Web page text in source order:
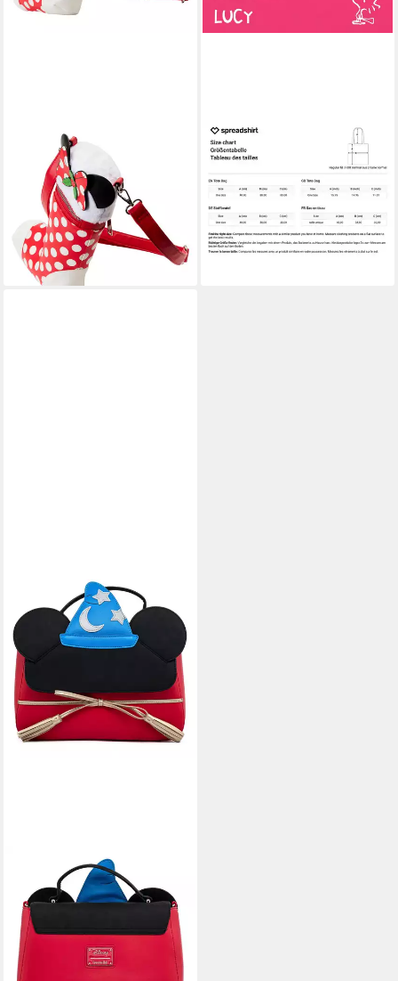
LOUNGEFLY
Umhängetasche Disney by
Loungefly Umhängetasche
Minnie Cosplay Stocking (1-
tlg), hochwertig und detailliert
69,95 €
lieferbar - in 2-3 Werktagen bei dir
SPREADSHIRT
Henkeltasche Peanuts Snoopy
& Charlie Brown & Woodstock
Charaktere Stoffbeutel (1-tlg)
19,99 €
lieferbar - in 4-5 Werktagen bei dir